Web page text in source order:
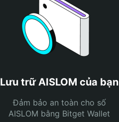
Lưu trữ AISLOM của bạn
Đảm bảo an toàn cho số
AISLOM bằng Bitget Wallet